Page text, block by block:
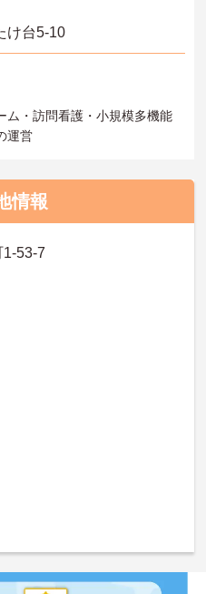
け台5-10
ム・訪問看護・小規模多機能
運営
情報
53-7